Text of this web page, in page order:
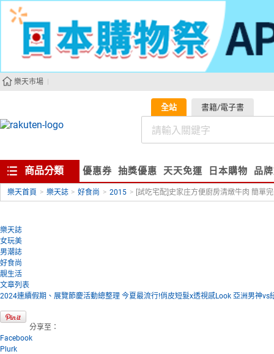
樂天市場
全站 書籍/電子書
商品分類 優惠券 抽獎優惠 天天免運 日本購物 品
樂天首頁 > 樂天誌 > 好食尚 > 2015 > [試吃宅配]史家庄方便廚房清燉牛肉 簡單
樂天誌
女玩美
男潮誌
好食尚
靚生活
文章列表
2024連續假期、展覽節慶活動總整理 今夏最流行!俏皮短髮x透視感Look 亞洲男神vs
分享至：
Facebook
Plurk